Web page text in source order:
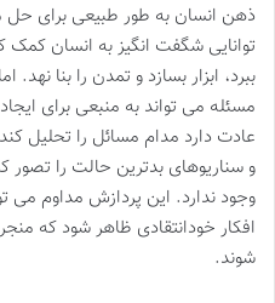
ذهن انسان به طور طبیعی برای
توانایی شگفت انگیز به انسان
ببرد، ابزار بسازد و تمدن را بنا
مسئله می تواند به منبعی برای
عادت دارد مدام مسائل را تحلیل
و سناریوهای بدترین حالت را
وجود ندارد. این پردازش مداوم می
افکار خودانتقادی ظاهر شود که
شوند.